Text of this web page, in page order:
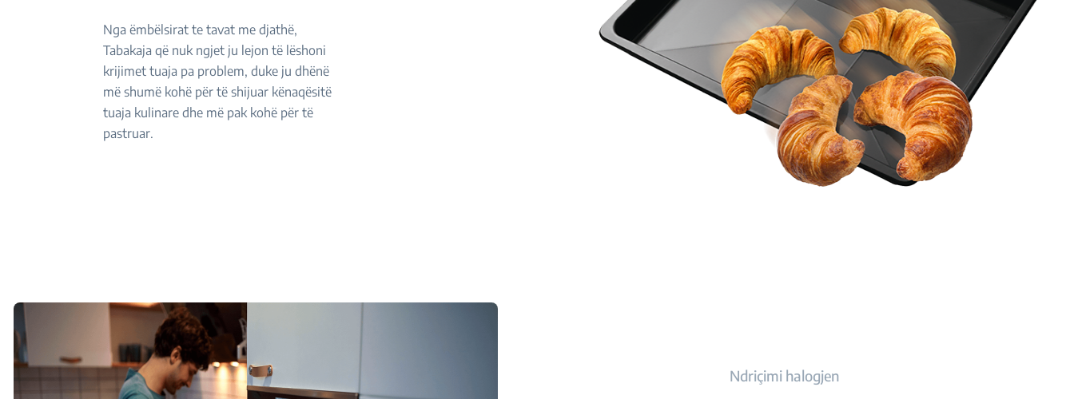
Nga ëmbëlsirat te tavat me djathë,
Tabakaja që nuk ngjet ju lejon të lëshoni
krijimet tuaja pa problem, duke ju dhënë
më shumë kohë për të shijuar kënaqësitë
tuaja kulinare dhe më pak kohë për të
pastruar.
Ndriçimi halogjen